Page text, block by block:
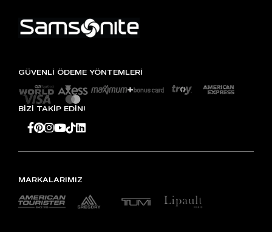
GÜVENLİ ÖDEME YÖNTEMLERİ
BİZİ TAKİP EDİN!
MARKALARIMIZ